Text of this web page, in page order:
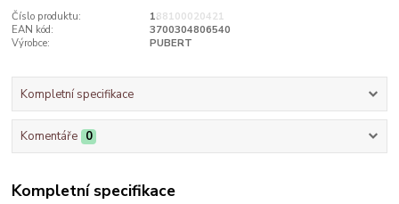
Číslo produktu:
188100020421
EAN kód:
3700304806540
Výrobce:
PUBERT
Kompletní specifikace
Komentáře 0
Kompletní specifikace